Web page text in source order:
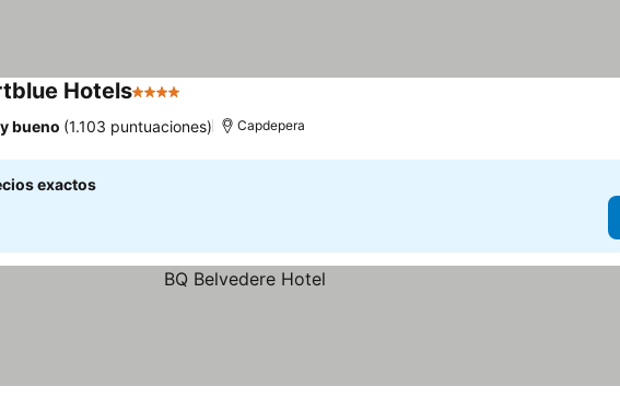
Hotels4 Estrellas
bueno (1.103 puntuaciones) Capdepera
exactos